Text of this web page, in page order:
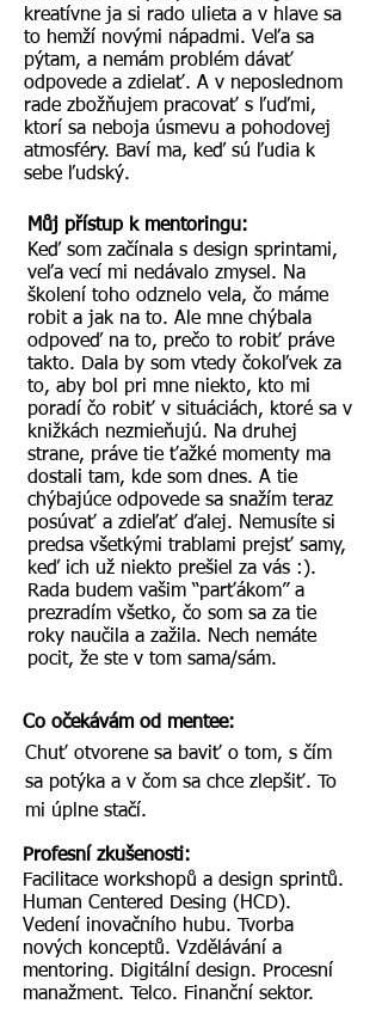
kreatívne ja si rado ulieta a v hlave sa
to hemží novými nápadmi. Veľa sa
pýtam, a nemám problém dávať
odpovede a zdielať. A v neposlednom
rade zbožňujem pracovať s ľuďmi,
ktorí sa neboja úsmevu a pohodovej
atmosféry. Baví ma, keď sú ľudia k
sebe ľudský.
Můj přístup k mentoringu:
Keď som začínala s design sprintami,
veľa vecí mi nedávalo zmysel. Na
školení toho odznelo vela, čo máme
robit a jak na to. Ale mne chýbala
odpoveď na to, prečo to robiť práve
takto. Dala by som vtedy čokoľvek za
to, aby bol pri mne niekto, kto mi
poradí čo robiť v situáciách, ktoré sa v
knižkách nezmieňujú. Na druhej
strane, práve tie ťažké momenty ma
dostali tam, kde som dnes. A tie
chýbajúce odpovede sa snažím teraz
posúvať a zdieľať ďalej. Nemusíte si
predsa všetkými trablami prejsť samy,
keď ich už niekto prešiel za vás :).
Rada budem vašim “parťákom” a
prezradím všetko, čo som sa za tie
roky naučila a zažila. Nech nemáte
pocit, že ste v tom sama/sám.
Co očekávám od mentee:
Chuť otvorene sa baviť o tom, s čím
sa potýka a v čom sa chce zlepšiť. To
mi úplne stačí.
Profesní zkušenosti:
Facilitace workshopů a design sprintů.
Human Centered Desing (HCD).
Vedení inovačního hubu. Tvorba
nových konceptů. Vzdělávání a
mentoring. Digitální design. Procesní
manažment. Telco. Finanční sektor.